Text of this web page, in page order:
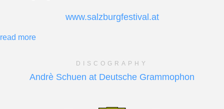
www.salzburgfestival.at
read more
DISCOGRAPHY
Andrè Schuen at Deutsche Grammophon